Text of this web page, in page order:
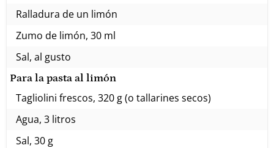
Ralladura de un limón
Zumo de limón, 30 ml
Sal, al gusto
Para la pasta al limón
Tagliolini frescos, 320 g (o tallarines secos)
Agua, 3 litros
Sal, 30 g